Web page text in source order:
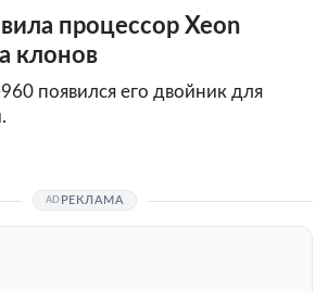
процессор Xeon
клонов
появился его двойник для
РЕКЛАМА